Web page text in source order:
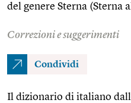
del genere Sterna (Sterna
Correzioni e suggerimenti
Condividi
Il dizionario di italiano